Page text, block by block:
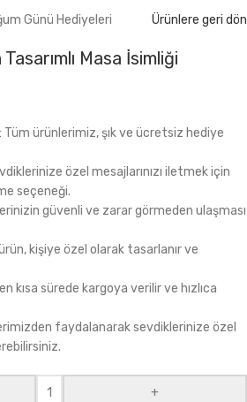
Günü Hediyeleri Ürünlere geri dön
Masa İsimliği
: Tüm ürünlerimiz, şık ve ücretsiz hediye
özel mesajlarınızı iletmek için
seçeneği.
güvenli ve zarar görmeden ulaşması
kişiye özel olarak tasarlanır ve
kısa sürede kargoya verilir ve hızlıca
faydalanarak sevdiklerinize özel
+